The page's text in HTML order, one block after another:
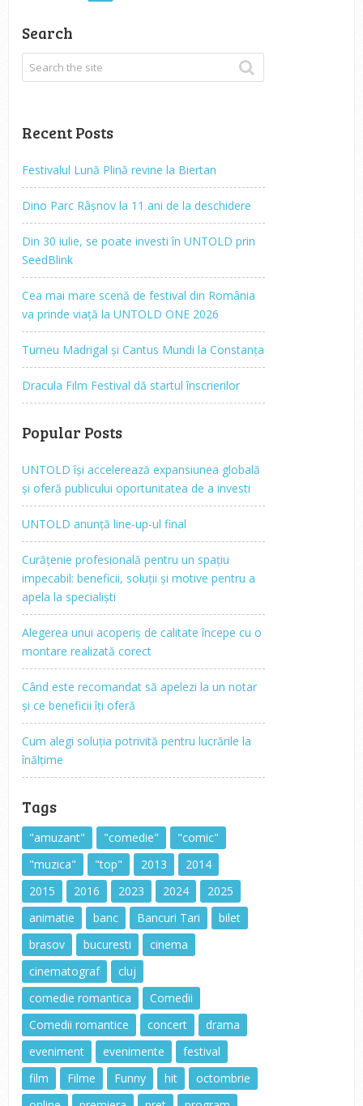
Search
Recent Posts
Festivalul Lună Plină revine la Biertan
Dino Parc Râșnov la 11 ani de la deschidere
Din 30 iulie, se poate investi în UNTOLD prin
SeedBlink
Cea mai mare scenă de festival din România
va prinde viață la UNTOLD ONE 2026
Turneu Madrigal și Cantus Mundi la Constanța
Dracula Film Festival dă startul înscrierilor
Popular Posts
UNTOLD își accelerează expansiunea globală
și oferă publicului oportunitatea de a investi
UNTOLD anunță line-up-ul final
Curățenie profesională pentru un spațiu
impecabil: beneficii, soluții și motive pentru a
apela la specialiști
Alegerea unui acoperiș de calitate începe cu o
montare realizată corect
Când este recomandat să apelezi la un notar
și ce beneficii îți oferă
Cum alegi soluția potrivită pentru lucrările la
înălțime
Tags
"amuzant" "comedie"
"comic"
"muzica"
"top" 2013
2014
2015
2016 2023 2024
2025
animatie
banc Bancuri Tari
bilet
brasov
bucuresti
cinema
cinematograf
cluj
comedie romantica
Comedii
Comedii romantice
concert
drama
eveniment
evenimente
festival
film
Filme Funny hit
octombrie